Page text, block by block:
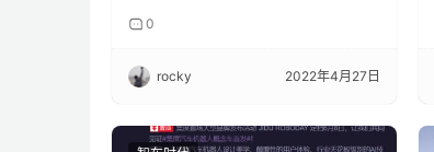
0
rocky 2022年4月27日